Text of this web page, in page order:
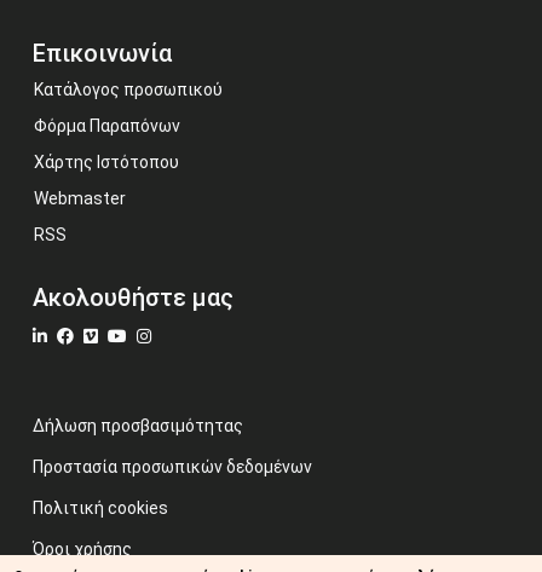
Επικοινωνία
Κατάλογος προσωπικού
Φόρμα Παραπόνων
Χάρτης Ιστότοπου
Webmaster
RSS
Ακολουθήστε μας
Δήλωση προσβασιμότητας
Προστασία προσωπικών δεδομένων
Πολιτική cookies
Όροι χρήσης